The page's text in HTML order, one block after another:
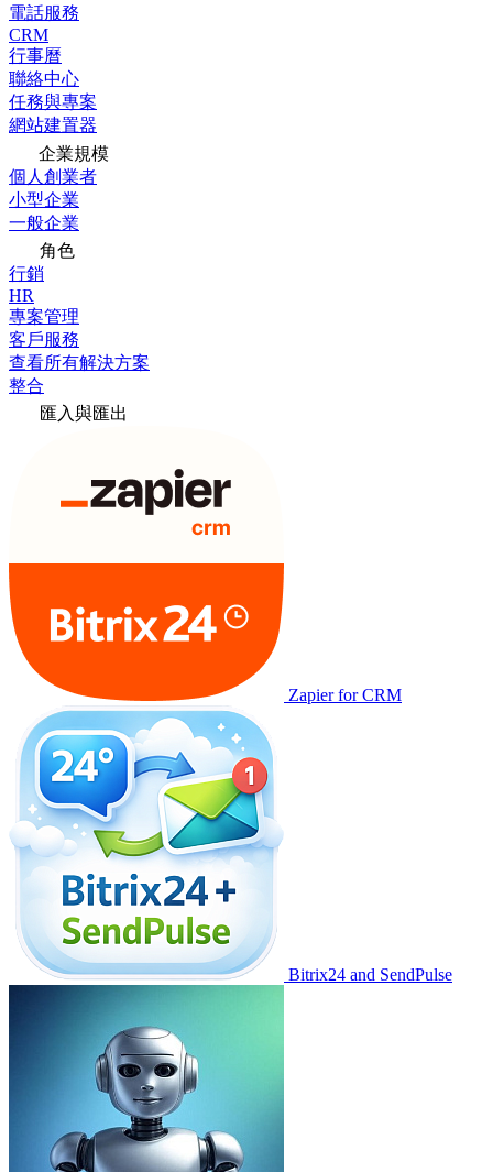
電話服務
CRM
行事曆
聯絡中心
任務與專案
網站建置器
企業規模
個人創業者
小型企業
一般企業
角色
行銷
HR
專案管理
客戶服務
查看所有解決方案
整合
匯入與匯出
Zapier for CRM
Bitrix24 and SendPulse